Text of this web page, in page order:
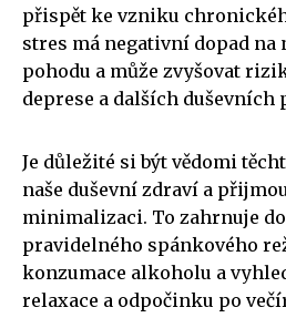
přispět ke vzniku
stres má negativní dopad na
pohodu a může zvyšovat
deprese a dalších duševních
Je důležité si být vědomi
naše duševní zdraví a
minimalizaci. To zahrnuje
pravidelného spánkového
konzumace alkoholu a
relaxace a odpočinku po